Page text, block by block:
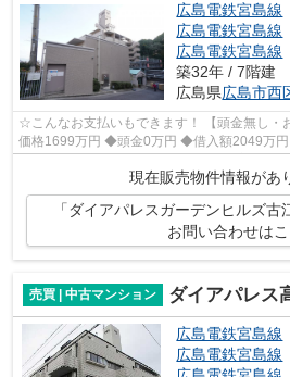
広島電鉄宮島線
広島電鉄宮島線
広島電鉄宮島線
築32年 / 7階建
広島県広島市西
☆こんなお支払いもできます！ 【頭金無し・おまとめローン使用支払例】 ◆
価格1699万円 ◆頭金0万円 ◆借入額2049万円
現在販売物件情報があ
「ダイアパレスガーデンヒルズ
お問い合わせは
売買 | 中古マンション ダイアパレス
広島電鉄宮島線
広島電鉄宮島線